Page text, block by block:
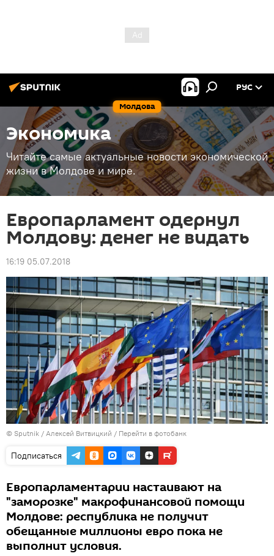
Молдова
РУС
Экономика
Читайте самые актуальные новости экономической
жизни в Молдове и мире.
Европарламент одернул
Молдову: денег не видать
16:19 05.07.2018
© Sputnik / Алексей Витвицкий / Перейти в фотобанк
Подписаться
Европарламентарии настаивают на
"заморозке" макрофинансовой помощи
Молдове: республика не получит
обещанные миллионы евро пока не
выполнит условия.